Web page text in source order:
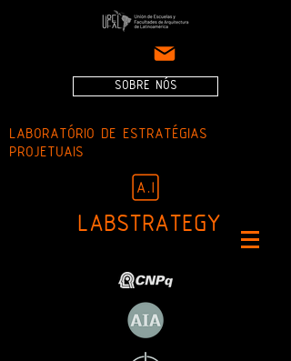
SOBRE NÓS
LABORATÓRIO DE ESTRATÉGIAS
PROJETUAIS
LABSTRATEGY